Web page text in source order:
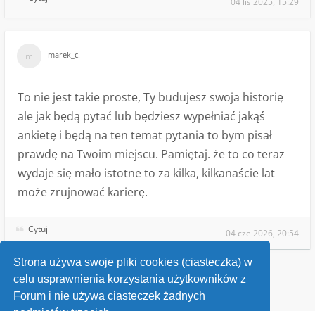
Strona używa swoje pliki cookies (ciasteczka) w
celu usprawnienia korzystania użytkowników z
Forum i nie używa ciasteczek żadnych
marek_c.
To nie jest takie proste, Ty budujesz swoja historię
ale jak będą pytać lub będziesz wypełniać jakąś
ankietę i będą na ten temat pytania to bym pisał
prawdę na Twoim miejscu. Pamiętaj. że to co teraz
wydaje się mało istotne to za kilka, kilkanaście lat
może zrujnować karierę.
Cytuj 04 cze 2026, 20:54
Wróć do „Pytania o służbę wojskową”